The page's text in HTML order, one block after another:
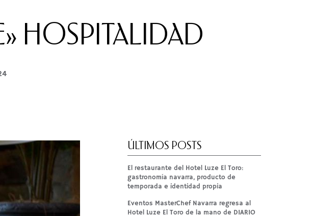
HOSPITALIDAD
ÚLTIMOS POSTS
El restaurante del Hotel Luze El Toro:
gastronomía navarra, producto de
temporada e identidad propia
Eventos MasterChef Navarra regresa al
Hotel Luze El Toro de la mano de DIARIO